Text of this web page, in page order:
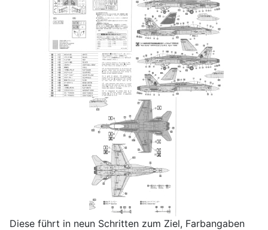
Diese führt in neun Schritten zum Ziel, Farbangaben